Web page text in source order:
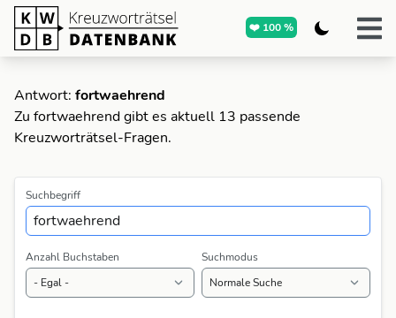
❤️ 100 %
Antwort: fortwaehrend
Zu fortwaehrend gibt es aktuell 13 passende
Kreuzworträtsel-Fragen.
Suchbegriff
Anzahl Buchstaben Suchmodus